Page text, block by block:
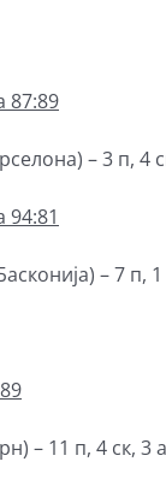
87:89
– 3 п, 4
94:81
– 7 п, 1
– 11 п, 4 ск, 3